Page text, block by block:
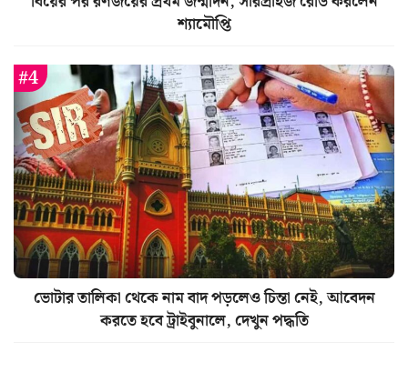
শ্যামৌপ্তি
ভোটার তালিকা থেকে নাম বাদ পড়লেও চিন্তা নেই, আবেদন
করতে হবে ট্রাইবুনালে, দেখুন পদ্ধতি